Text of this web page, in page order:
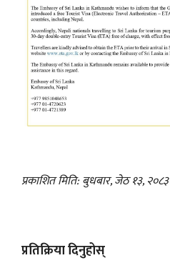
प्रकाशित मिति: बुधबार, जेठ १३, २०८३
प्रतिक्रिया दिनुहोस्